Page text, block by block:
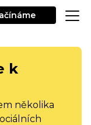
k
několika